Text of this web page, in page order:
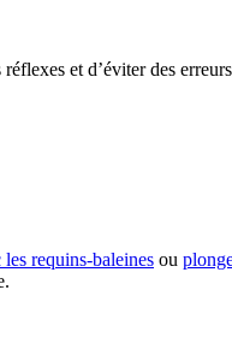
et d’éviter des
les requins-baleines ou